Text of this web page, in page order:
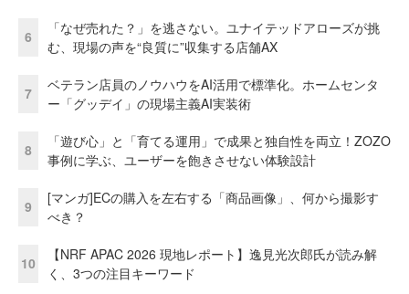
6
「なぜ売れた？」を逃さない。ユナイテッドアローズが挑
む、現場の声を“良質に”収集する店舗AX
7
ベテラン店員のノウハウをAI活用で標準化。ホームセンタ
ー「グッデイ」の現場主義AI実装術
8
「遊び心」と「育てる運用」で成果と独自性を両立！ZOZO
事例に学ぶ、ユーザーを飽きさせない体験設計
9
[マンガ]ECの購入を左右する「商品画像」、何から撮影す
べき？
10
【NRF APAC 2026 現地レポート】逸見光次郎氏が読み解
く、3つの注目キーワード